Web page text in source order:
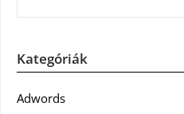
Kategóriák
Adwords